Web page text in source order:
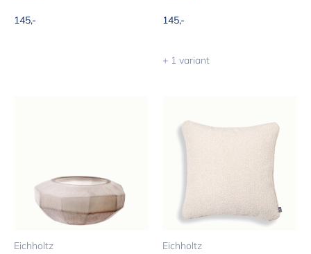
Aanbiedingsprijs
145,- Aanbiedingsprijs
145,-
+ 1 variant
Eichholtz
Eichholtz